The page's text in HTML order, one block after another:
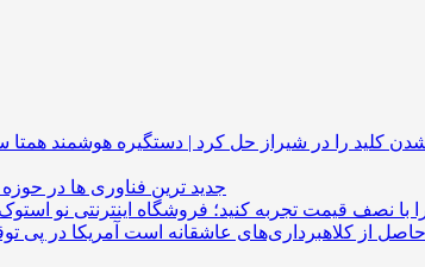
کلید را در شیراز حل کرد | دستگیره هوشمند
جدید ترین فناوری ها در
با نصف قیمت تجربه کنید؛ فروشگاه اینترنتی نو استوک